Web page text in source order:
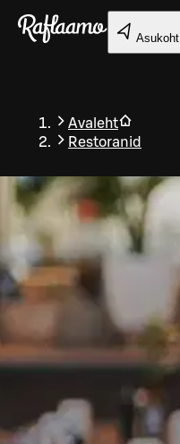
Liigu peamise sisu juurde
Asukoht
Avaleht
Restoranid